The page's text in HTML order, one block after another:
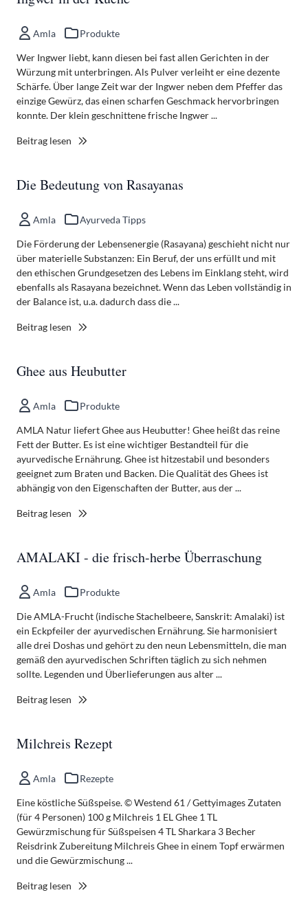
Amla Produkte
Wer Ingwer liebt, kann diesen bei fast allen Gerichten in der
Würzung mit unterbringen. Als Pulver verleiht er eine dezente
Schärfe. Über lange Zeit war der Ingwer neben dem Pfeffer das
einzige Gewürz, das einen scharfen Geschmack hervorbringen
konnte. Der klein geschnittene frische Ingwer ...
Beitrag lesen
Die Bedeutung von Rasayanas
Amla Ayurveda Tipps
Die Förderung der Lebensenergie (Rasayana) geschieht nicht nur
über materielle Substanzen: Ein Beruf, der uns erfüllt und mit
den ethischen Grundgesetzen des Lebens im Einklang steht, wird
ebenfalls als Rasayana bezeichnet. Wenn das Leben vollständig in
der Balance ist, u.a. dadurch dass die ...
Beitrag lesen
Ghee aus Heubutter
Amla Produkte
AMLA Natur liefert Ghee aus Heubutter! Ghee heißt das reine
Fett der Butter. Es ist eine wichtiger Bestandteil für die
ayurvedische Ernährung. Ghee ist hitzestabil und besonders
geeignet zum Braten und Backen. Die Qualität des Ghees ist
abhängig von den Eigenschaften der Butter, aus der ...
Beitrag lesen
AMALAKI - die frisch-herbe Überraschung
Amla Produkte
Die AMLA-Frucht (indische Stachelbeere, Sanskrit: Amalaki) ist
ein Eckpfeiler der ayurvedischen Ernährung. Sie harmonisiert
alle drei Doshas und gehört zu den neun Lebensmitteln, die man
gemäß den ayurvedischen Schriften täglich zu sich nehmen
sollte. Legenden und Überlieferungen aus alter ...
Beitrag lesen
Milchreis Rezept
Amla Rezepte
Eine köstliche Süßspeise. © Westend 61 / Gettyimages Zutaten
(für 4 Personen) 100 g Milchreis 1 EL Ghee 1 TL
Gewürzmischung für Süßspeisen 4 TL Sharkara 3 Becher
Reisdrink Zubereitung Milchreis Ghee in einem Topf erwärmen
und die Gewürzmischung ...
Beitrag lesen